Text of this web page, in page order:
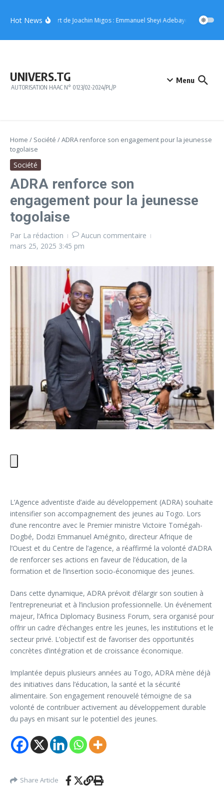
Hot NewsConcert de Joachin Migos : Emmanuel Sheyi Adebayor offre 10
UNIVERS.TG
AUTORISATION HAAC N° 0123/02-2024/PL/P
Menu
Home / Société /ADRA renforce son engagement pour la jeunesse
togolaise
Société
ADRA renforce son
engagement pour la jeunesse
togolaise
Par La rédaction
Aucun commentaire
mars 25, 2025 3:45 pm
L’Agence adventiste d’aide au développement (ADRA) souhaite
intensifier son accompagnement des jeunes au Togo. Lors
d’une rencontre avec le Premier ministre Victoire Tomégah-
Dogbé, Dodzi Emmanuel Amégnito, directeur Afrique de
l’Ouest et du Centre de l’agence, a réaffirmé la volonté d’ADRA
de renforcer ses actions en faveur de l’éducation, de la
formation et de l’insertion socio-économique des jeunes.
Dans cette dynamique, ADRA prévoit d’élargir son soutien à
l’entrepreneuriat et à l’inclusion professionnelle. Un événement
majeur, l’Africa Diplomacy Business Forum, sera organisé pour
offrir un cadre d’échanges entre les jeunes, les institutions et le
secteur privé. L’objectif est de favoriser des opportunités
concrètes d’intégration et de croissance économique.
Implantée depuis plusieurs années au Togo, ADRA mène déjà
des initiatives dans l’éducation, la santé et la sécurité
alimentaire. Son engagement renouvelé témoigne de sa
volonté de contribuer activement au développement durable
du pays en misant sur le potentiel des jeunes.
Share Article